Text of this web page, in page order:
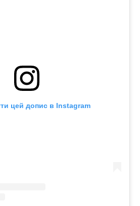
цей допис в Instagram